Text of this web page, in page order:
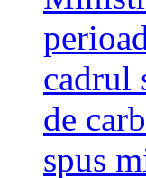
cadrul
de
spus